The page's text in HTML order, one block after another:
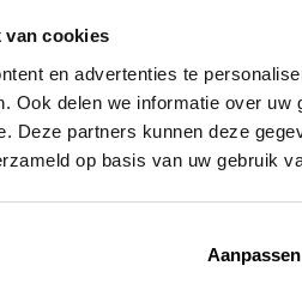
van cookies
en advertenties te
Ook delen we informatie over
Deze partners kunnen deze
op basis van uw gebruik
Aanpassen
TFSIe Plug-In